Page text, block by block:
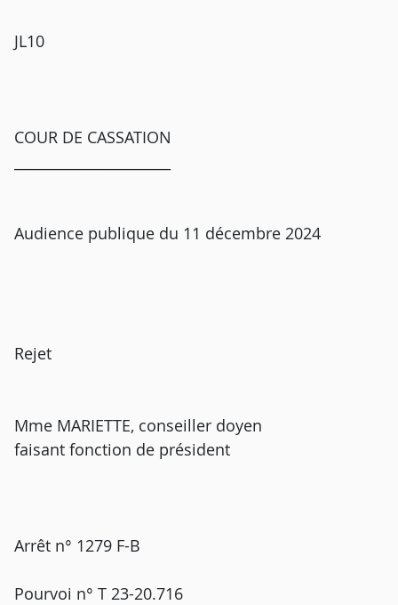
JL10
COUR DE CASSATION
Audience publique du 11 décembre 2024
Rejet
Mme MARIETTE, conseiller doyen
faisant fonction de président
Arrêt n° 1279 F-B
Pourvoi n° T 23-20.716